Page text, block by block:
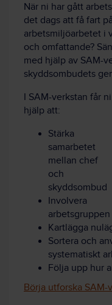
När ni har gått
det dags att få fart
arbetsmiljöarbetet i
och omfattande?
med hjälp av SAM-
skyddsombudets
I SAM-verkstan får ni
hjälp att:
Stärka
samarbetet
mellan chef
och
skyddsombud
Involvera
arbetsgruppen
Kartlägga
Sortera och
systematiskt
Följa upp hur
Börja utforska SAM-